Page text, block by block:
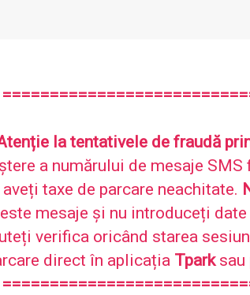
la tentativele de fraudă
a numărului de mesaje
aveți taxe de parcare neachitate.
mesaje și nu introduceți
verifica oricând starea
direct în aplicația Tparksau